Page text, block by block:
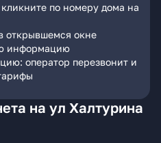
по номеру дома на
открывшемся окне
информацию
оператор перезвонит и
на ул Халтурина